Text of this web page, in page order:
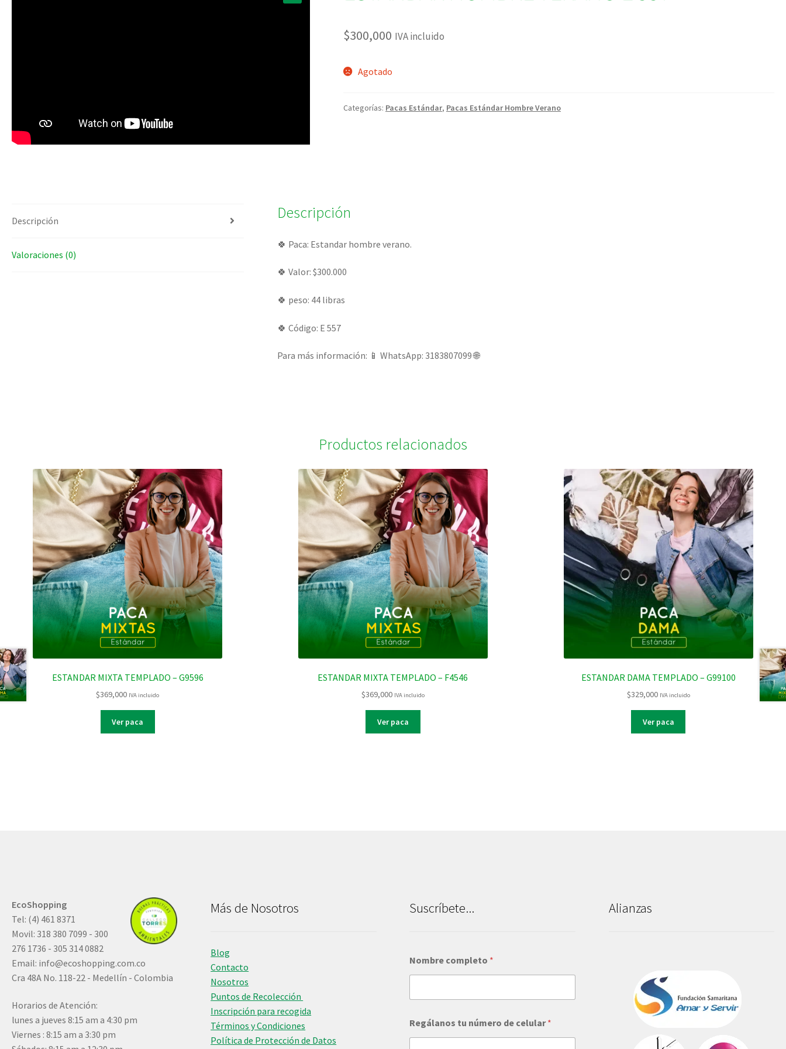
$300,000 IVA incluido
Agotado
Categorías: Pacas Estándar, Pacas Estándar Hombre Verano
Descripción
Valoraciones (0)
Descripción
🍀 Paca: Estandar hombre verano.
🍀 Valor: $300.000
🍀 peso: 44 libras
🍀 Código: E 557
Para más información: 📱 WhatsApp: 3183807099 🌐
Productos relacionados
ESTANDAR MIXTA TEMPLADO – G9596
$369,000 IVA incluido
Ver paca
ESTANDAR MIXTA TEMPLADO – F4546
$369,000 IVA incluido
Ver paca
ESTANDAR DAMA TEMPLADO – G99100
$329,000 IVA incluido
Ver paca
EcoShopping
Tel: (4) 461 8371
Movil: 318 380 7099 - 300
276 1736 - 305 314 0882
Email: info@ecoshopping.com.co
Cra 48A No. 118-22 - Medellín - Colombia
Horarios de Atención:
lunes a jueves 8:15 am a 4:30 pm
Viernes : 8:15 am a 3:30 pm
Más de Nosotros
Blog
Contacto
Nosotros
Puntos de Recolección
Inscripción para recogida
Términos y Condiciones
Política de Protección de Datos
Suscríbete...
Nombre completo *
Regálanos tu número de celular*
Alianzas